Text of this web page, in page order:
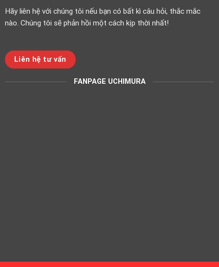
Hãy liên hệ với chúng tôi nếu bạn có bất kì câu hỏi, thắc mắc
nào. Chúng tôi sẽ phản hồi một cách kịp thời nhất!
Liên hệ tư vấn
FANPAGE UCHIMURA